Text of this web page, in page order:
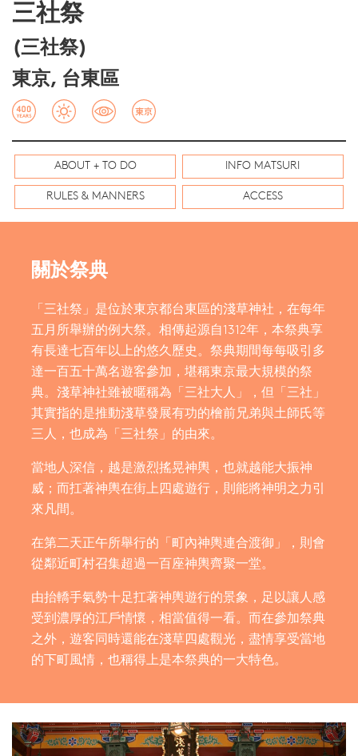
三社祭
(三社祭)
東京, 台東區
ABOUT + TO DO INFO MATSURI
RULES & MANNERS ACCESS
關於祭典
「三社祭」是位於東京都台東區的淺草神社，在每年
五月所舉辦的例大祭。相傳起源自1312年，本祭典享
有長達七百年以上的悠久歷史。祭典期間每每吸引多
達一百五十萬名遊客參加，堪稱東京最大規模的祭
典。淺草神社雖被暱稱為「三社大人」，但「三社」
其實指的是推動淺草發展有功的檜前兄弟與土師氏等
三人，也成為「三社祭」的由來。
當地人深信，越是激烈搖晃神輿，也就越能大振神
威；而扛著神輿在街上四處遊行，則能將神明之力引
來凡間。
在第二天正午所舉行的「町內神輿連合渡御」，則會
從鄰近町村召集超過一百座神輿齊聚一堂。
由抬轎手氣勢十足扛著神輿遊行的景象，足以讓人感
受到濃厚的江戶情懷，相當值得一看。而在參加祭典
之外，遊客同時還能在淺草四處觀光，盡情享受當地
的下町風情，也稱得上是本祭典的一大特色。